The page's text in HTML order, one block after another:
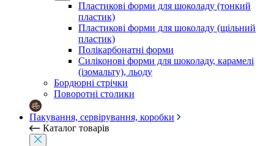
Пластикові форми для шоколаду (тонкий
пластик)
Пластикові форми для шоколаду (щільний
пластик)
Полікарбонатні форми
Силіконові форми для шоколаду, карамелі
(ізомальту), льоду
Бордюрні стрічки
Поворотні столики
Пакування, сервірування, коробки
Каталог товарів